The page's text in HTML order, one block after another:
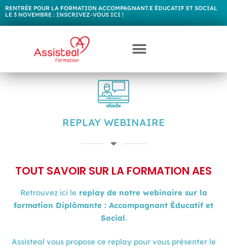
RENTRÉE POUR LA FORMATION ACCOMPAGNANT.E ÉDUCATIF ET SOCIAL
LE 3 NOVEMBRE : INSCRIVEZ-VOUS ICI !
REPLAY WEBINAIRE
TOUT SAVOIR SUR LA FORMATION AES
Retrouvez ici lereplay de notre webinaire sur la
formation Diplômante : Accompagnant Éducatif et
Social.
Assisteal vous propose ce replay pour vous présenter le